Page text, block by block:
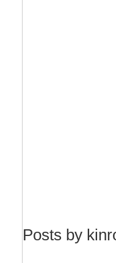
Posts by